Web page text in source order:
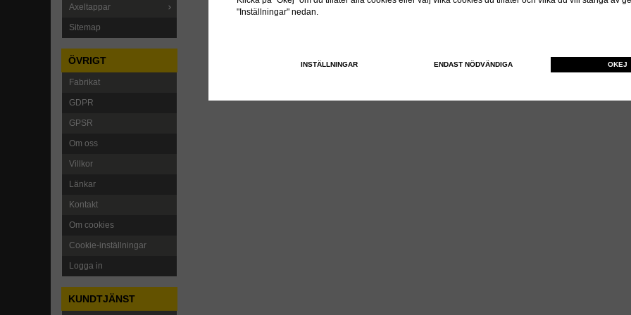
Axeltappar
Sitemap
ÖVRIGT
Fabrikat
GDPR
GPSR
Om oss
Villkor
Länkar
Kontakt
Om cookies
Cookie-inställningar
Logga in
KUNDTJÄNST
"Inställningar" nedan.
INSTÄLLNINGAR ENDAST NÖDVÄNDIGA OKEJ